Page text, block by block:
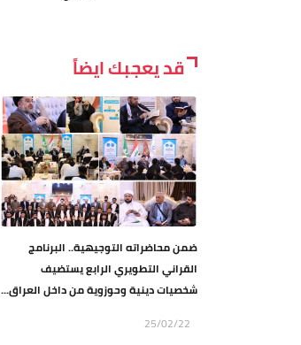
قد يعجبك ايضاً
ضمن محاضراته التوجيهية.. البرنامج
القراني التطويري الرابع يستضيف
شخصيات دينية وحوزوية من داخل العراق...
25/02/22